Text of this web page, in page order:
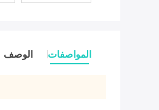
المواصفات الوصف